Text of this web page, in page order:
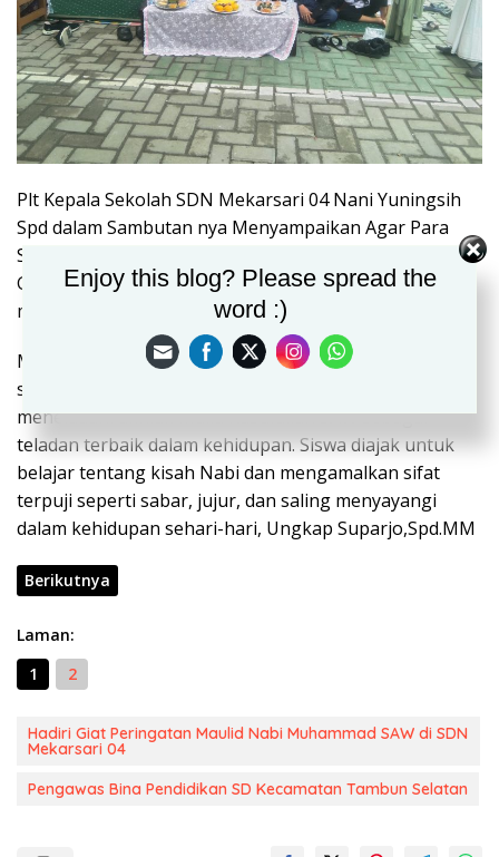
Plt Kepala Sekolah SDN Mekarsari 04 Nani Yuningsih
Spd dalam Sambutan nya Menyampaikan Agar Para
Siswa SDN Mekarsari 04 Selalu Sehat Wal Afiat, Rajin
Giat Belajar Mencontoh Ajaran Nabi Muhammad SAW
meneladani Akhlak Mulia dalam Kehidupan Sehari hari
Makna Peringatan Maulid Nabi Muhammad SAW bagi
siswa SD adalah untuk mengenal, mencintai, dan
meneladani akhlak mulia Rasulullah SAW sebagai
teladan terbaik dalam kehidupan. Siswa diajak untuk
belajar tentang kisah Nabi dan mengamalkan sifat
terpuji seperti sabar, jujur, dan saling menyayangi
dalam kehidupan sehari-hari, Ungkap Suparjo,Spd.MM
Berikutnya
Laman:
1
2
Hadiri Giat Peringatan Maulid Nabi Muhammad SAW di SDN
Mekarsari 04
Pengawas Bina Pendidikan SD Kecamatan Tambun Selatan
Enjoy this blog? Please spread the
word :)